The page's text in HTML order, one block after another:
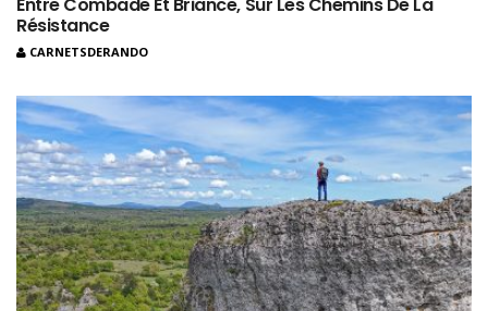
Entre Combade Et Briance, Sur Les Chemins De La
Résistance
CARNETSDERANDO